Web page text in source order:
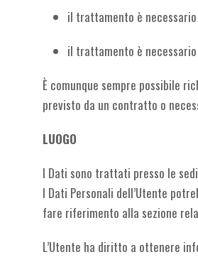
il trattamento è
il trattamento è
È comunque sempre possibile
previsto da un contratto o
LUOGO
I Dati sono trattati presso le
I Dati Personali dell’Utente
fare riferimento alla sezione
L’Utente ha diritto a ottenere